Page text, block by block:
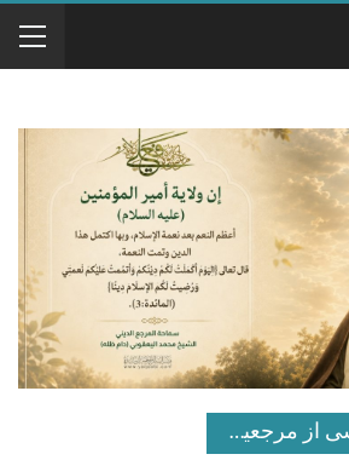
قبسی از مرجعیت عالیقدر